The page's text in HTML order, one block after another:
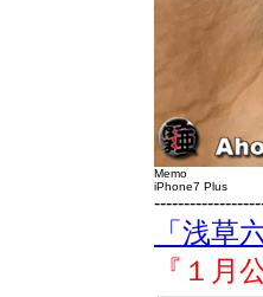
Memo
iPhone7 Plus
「浅草
『１月